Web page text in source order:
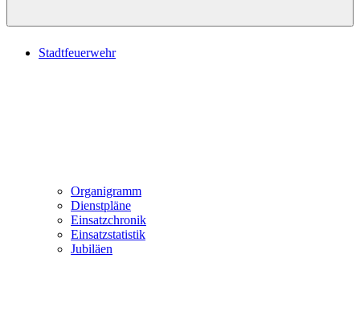
Stadtfeuerwehr
Organigramm
Dienstpläne
Einsatzchronik
Einsatzstatistik
Jubiläen